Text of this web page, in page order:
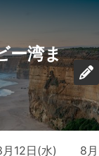
ー湾ま
月12日(水) 8